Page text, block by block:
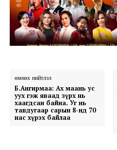
өмнөх нийтлэл
Б.Ангирмаа: Ах маань ус
уух гэж яваад зүрх нь
хаагдсан байна. Уг нь
тавдугаар сарын 8-нд 70
нас хүрэх байлаа